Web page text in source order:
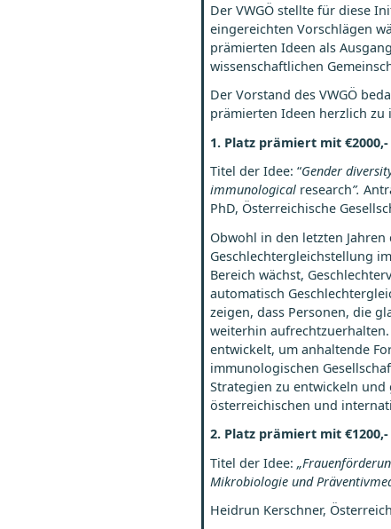
Der VWGÖ stellte für diese
eingereichten Vorschlägen
prämierten Ideen als
wissenschaftlichen
Der Vorstand des VWGÖ
prämierten Ideen herzlich zu
1. Platz prämiert mit€2000,-
Titel der Idee: “Gender
immunological research”.
PhD, Österreichische
Obwohl in den letzten
Geschlechtergleichstellung
Bereich wächst,
automatisch
zeigen, dass Personen, die
weiterhin
entwickelt, um anhaltende
immunologischen
Strategien zu entwickeln
österreichischen und
2. Platz prämiert mit €1200,-
Titel der Idee: „
Mikrobiologie und
Heidrun Kerschner,